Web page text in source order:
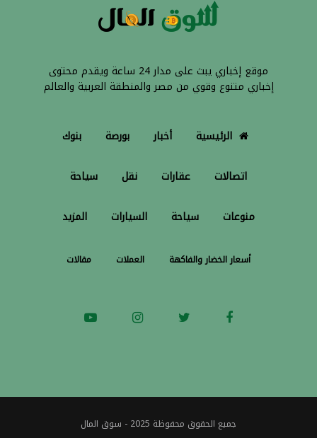
موقع إخباري يبث على مدار 24 ساعة ويقدم محتوى
إخباري متنوع وقوي من مصر والمنطقة العربية والعالم
الرئيسية أخبار بورصة بنوك
اتصالات عقارات نقل سياحة
منوعات سياحة السيارات المزيد
أسعار الخضار والفاكهة العملات مقالات
جميع الحقوق محفوظة 2025 - سوق المال